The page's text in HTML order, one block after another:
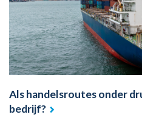
Als handelsroutes onder
bedrijf?